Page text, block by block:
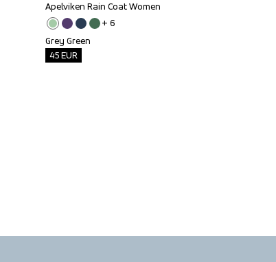
Outlet
Apelviken Rain Coat Women
+ 6
Grey Green
45EUR